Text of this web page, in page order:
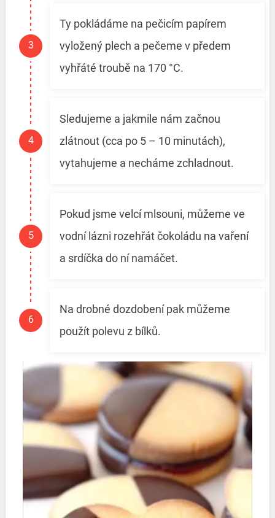
Ty pokládáme na pečicím papírem
vyložený plech a pečeme v předem
vyhřáté troubě na 170 °C.
Sledujeme a jakmile nám začnou
zlátnout (cca po 5 – 10 minutách),
vytahujeme a necháme zchladnout.
Pokud jsme velcí mlsouni, můžeme ve
vodní lázni rozehřát čokoládu na vaření
a srdíčka do ní namáčet.
Na drobné dozdobení pak můžeme
použít polevu z bílků.